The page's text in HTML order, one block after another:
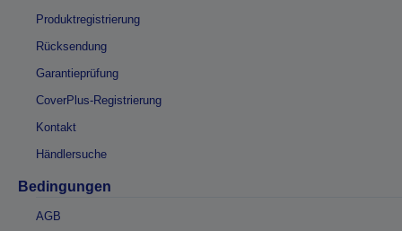
Produktregistrierung
Rücksendung
Garantieprüfung
CoverPlus-Registrierung
Kontakt
Händlersuche
Bedingungen
AGB